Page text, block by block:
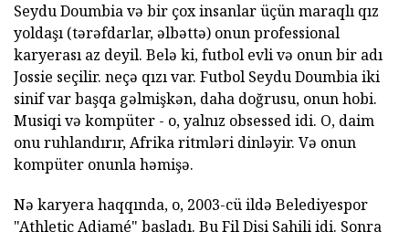
Seydu Doumbia və bir çox insanlar üçün maraqlı qız
yoldaşı (tərəfdarlar, əlbəttə) onun professional
karyerası az deyil. Belə ki, futbol evli və onun bir adı
Jossie seçilir. neçə qızı var. Futbol Seydu Doumbia iki
sinif var başqa gəlmişkən, daha doğrusu, onun hobi.
Musiqi və kompüter - o, yalnız obsessed idi. O, daim
onu ruhlandırır, Afrika ritmləri dinləyir. Və onun
kompüter onunla həmişə.
Nə karyera haqqında, o, 2003-cü ildə Belediyespor
"Athletic Adjamé" başladı. Bu Fil Dişi Sahili idi. Sonra